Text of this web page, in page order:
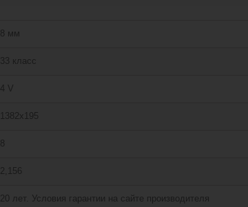
8 мм
33 класс
4 V
1382х195
8
2,156
20 лет. Условия гарантии на сайте производителя